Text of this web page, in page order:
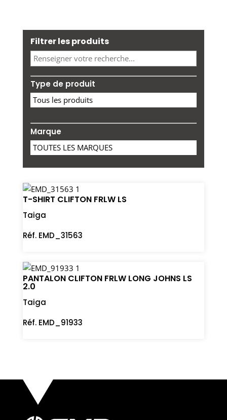
Filtrer les produits
Type de produit
Marque
T-SHIRT CLIFTON FRLW LS
Taiga
Réf. EMD_31563
PANTALON CLIFTON FRLW LONG JOHNS LS
2.0
Taiga
Réf. EMD_91933